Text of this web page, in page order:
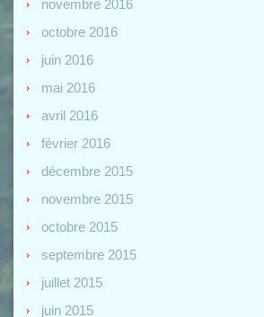
novembre 2016
octobre 2016
juin 2016
mai 2016
avril 2016
février 2016
décembre 2015
novembre 2015
octobre 2015
septembre 2015
juillet 2015
juin 2015